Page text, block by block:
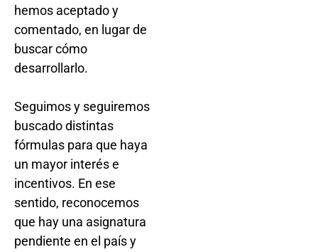
hemos aceptado y
comentado, en lugar de
buscar cómo
desarrollarlo.
Seguimos y seguiremos
buscado distintas
fórmulas para que haya
un mayor interés e
incentivos. En ese
sentido, reconocemos
que hay una asignatura
pendiente en el país y